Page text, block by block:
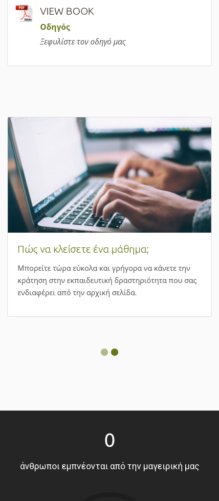
VIEW BOOK
Οδηγός
Ξεφυλίστε τον οδηγό μας
Πώς να κλείσετε ένα μάθημα;
Μπορείτε τώρα εύκολα και γρήγορα να κάνετε την
κράτηση στην εκπαιδευτική δραστηριότητα που σας
ενδιαφέρει από την αρχική σελίδα.
0
άνθρωποι εμπνέονται από την μαγειρική μας